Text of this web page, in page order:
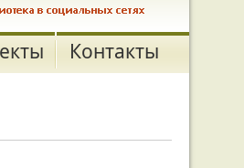
Контакты